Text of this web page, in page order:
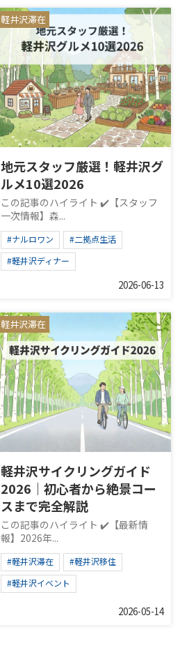
軽井沢滞在
地元スタッフ厳選！軽井沢グ
ルメ10選2026
この記事のハイライト ✔️【スタッフ
一次情報】森...
#ナルロワン
#二拠点生活
#軽井沢ディナー
2026-06-13
軽井沢滞在
軽井沢サイクリングガイド
2026｜初心者から絶景コー
スまで完全解説
この記事のハイライト ✔️【最新情
報】2026年...
#軽井沢滞在
#軽井沢移住
#軽井沢イベント
2026-05-14